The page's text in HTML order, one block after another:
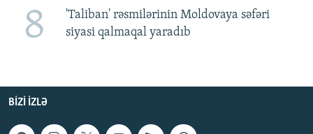
8
'Taliban' rəsmilərinin Moldovaya səfəri
siyasi qalmaqal yaradıb
BIZI IZLƏ